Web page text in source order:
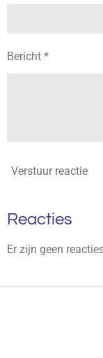
Bericht *
Verstuur reactie
Reacties
Er zijn geen